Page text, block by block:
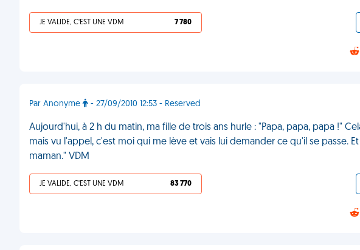
JE VALIDE, C'EST UNE VDM 7 780
Par Anonyme - 27/09/2010 12:53 - Reserved
Aujourd'hui, à 2 h du matin, ma fille de trois ans hurle : "Papa, papa, papa !"
mais vu l'appel, c'est moi qui me lève et vais lui demander ce qu'il se passe.
maman." VDM
JE VALIDE, C'EST UNE VDM 83 770